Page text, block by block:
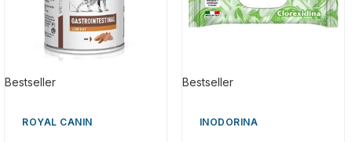
Bestseller
ROYAL CANIN
Bestseller
INODORINA